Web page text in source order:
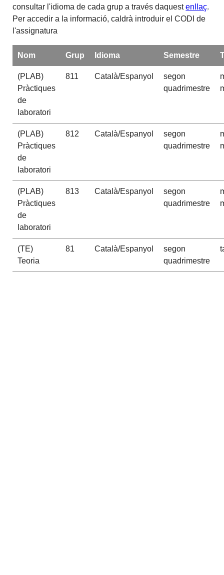
consultar l'idioma de cada grup a través daquestenllaç.
Per accedir a la informació, caldrà introduir el CODI de
l'assignatura
Nom Grup Idioma Semestre
(PLAB)
Pràctiques
de
laboratori
811 Català/Espanyol
segon
quadrimestre
(PLAB)
Pràctiques
de
laboratori
812 Català/Espanyol
segon
quadrimestre
(PLAB)
Pràctiques
de
laboratori
813 Català/Espanyol
segon
quadrimestre
(TE)
Teoria
81 Català/Espanyol
segon
quadrimestre